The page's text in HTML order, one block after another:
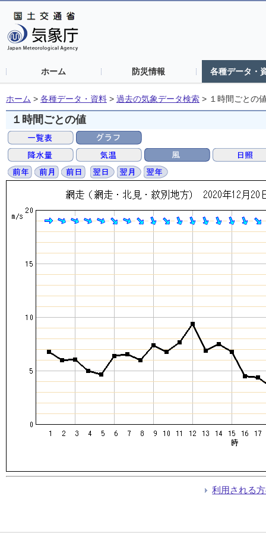
ホーム 防災情報 各種データ・
ホーム > 各種データ・資料 > 過去の気象データ検索 > １時間ごとの
１時間ごとの値
利用される